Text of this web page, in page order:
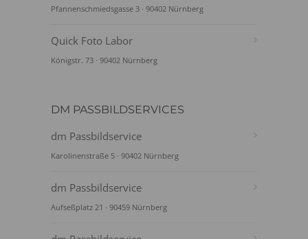
Pfannenschmiedsgasse 3 · 90402 Nürnberg
Quick Foto Labor
Königstr. 73 · 90402 Nürnberg
DM PASSBILDSERVICES
dm Passbildservice
Karolinenstraße 5 · 90402 Nürnberg
dm Passbildservice
Aufseßplatz 21 · 90459 Nürnberg